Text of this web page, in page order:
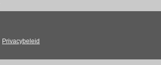
Privacybeleid